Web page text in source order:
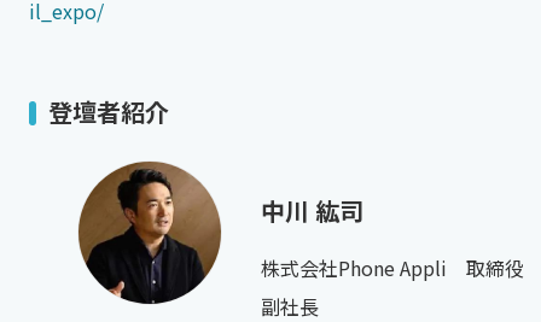
il_expo/
登壇者紹介
中川 紘司
株式会社Phone Appli 取締役
副社長